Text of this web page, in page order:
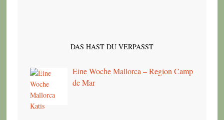
DAS HAST DU VERPASST
Eine Woche Mallorca – Region Camp
de Mar